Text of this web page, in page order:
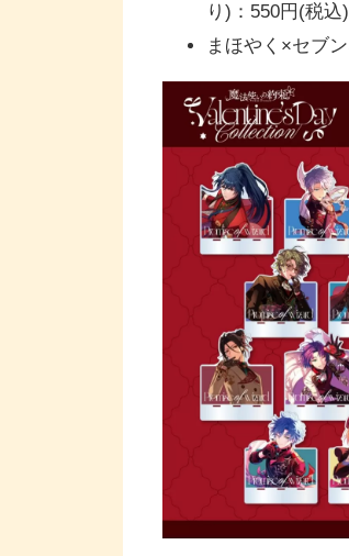
り)：550円(税込)
まほやく×セブ